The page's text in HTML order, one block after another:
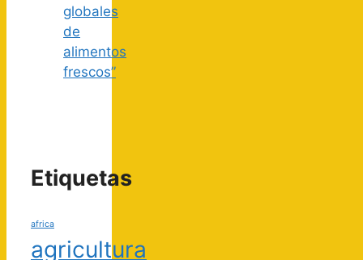
globales
de
alimentos
frescos”
Etiquetas
africa
agricultura